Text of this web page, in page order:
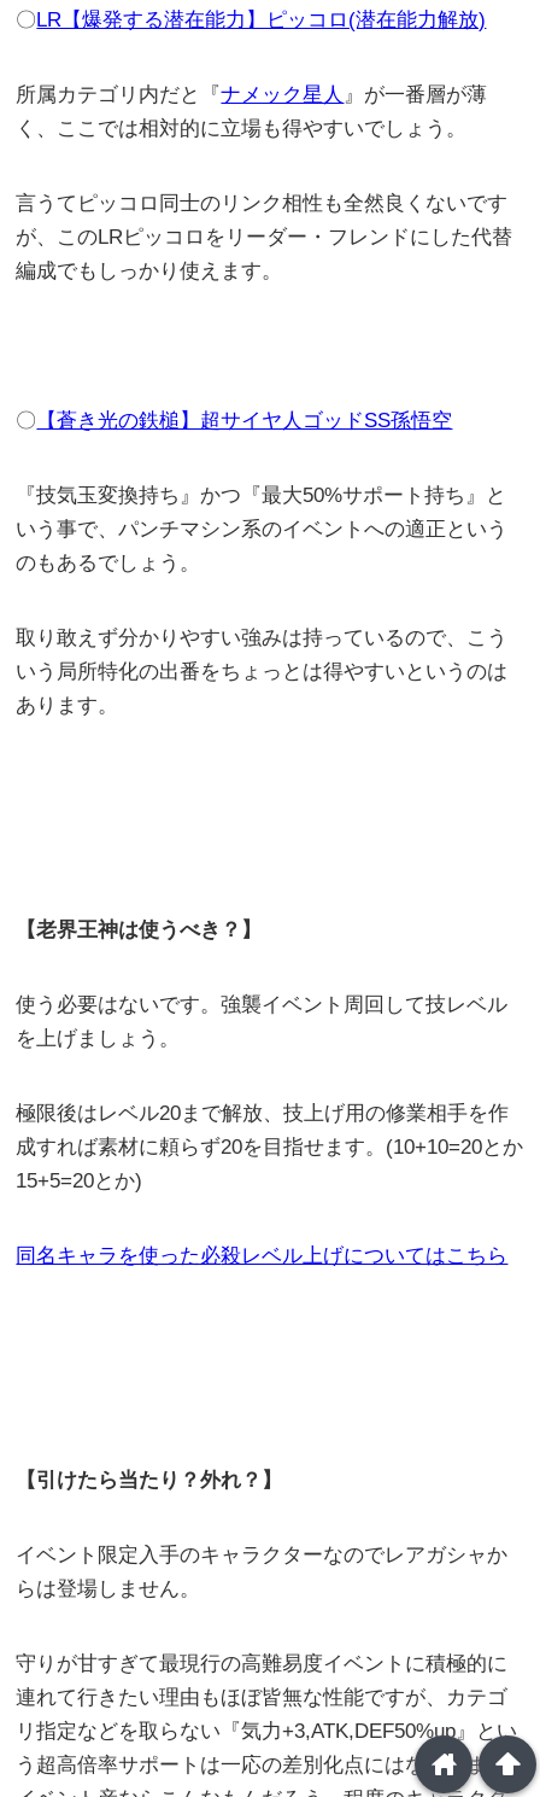
〇LR【爆発する潜在能力】ピッコロ(潜在能力解放)
所属カテゴリ内だと『ナメック星人 』が一番層が薄
く、ここでは相対的に立場も得やすいでしょう。
言うてピッコロ同士のリンク相性も全然良くないです
が、このLRピッコロをリーダー・フレンドにした代替
編成でもしっかり使えます。
〇 【蒼き光の鉄槌】超サイヤ人ゴッドSS孫悟空
『技気玉変換持ち』かつ『最大50%サポート持ち』と
いう事で、パンチマシン系のイベントへの適正という
のもあるでしょう。
取り敢えず分かりやすい強みは持っているので、こう
いう局所特化の出番をちょっとは得やすいというのは
あります。
【老界王神は使うべき？】
使う必要はないです。強襲イベント周回して技レベル
を上げましょう。
極限後はレベル20まで解放、技上げ用の修業相手を作
成すれば素材に頼らず20を目指せます。(10+10=20とか
15+5=20とか)
同名キャラを使った必殺レベル上げについてはこちら
【引けたら当たり？外れ？】
イベント限定入手のキャラクターなのでレアガシャか
らは登場しません。
守りが甘すぎて最現行の高難易度イベントに積極的に
連れて行きたい理由もほぼ皆無な性能ですが、カテゴ
リ指定などを取らない『気力+3,ATK,DEF50%up』とい
う超高倍率サポートは一応の差別化点にはなる、まあarrowup
home